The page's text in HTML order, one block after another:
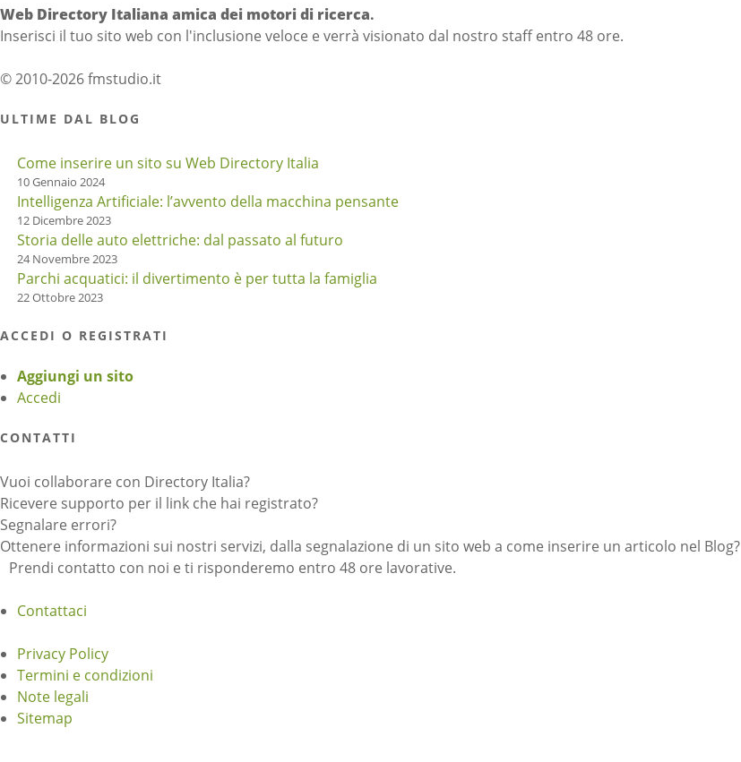
Web Directory Italiana amica dei motori di ricerca.
Inserisci il tuo sito web con l'inclusione veloce e verrà visionato dal nostro staff entro 48 ore.
© 2010-2026 fmstudio.it
ULTIME DAL BLOG
Come inserire un sito su Web Directory Italia
10 Gennaio 2024
Intelligenza Artificiale: l’avvento della macchina pensante
12 Dicembre 2023
Storia delle auto elettriche: dal passato al futuro
24 Novembre 2023
Parchi acquatici: il divertimento è per tutta la famiglia
22 Ottobre 2023
ACCEDI O REGISTRATI
Aggiungi un sito
Accedi
CONTATTI
Vuoi collaborare con Directory Italia?
Ricevere supporto per il link che hai registrato?
Segnalare errori?
Ottenere informazioni sui nostri servizi, dalla segnalazione di un sito web a come inserire un articolo nel Blog?
Prendi contatto con noi e ti risponderemo entro 48 ore lavorative.
Contattaci
Privacy Policy
Termini e condizioni
Note legali
Sitemap